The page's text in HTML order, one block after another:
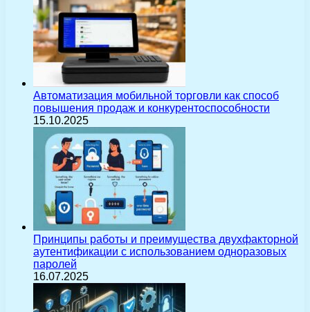
Автоматизация мобильной торговли как способ
повышения продаж и конкурентоспособности
15.10.2025
Принципы работы и преимущества двухфакторной
аутентификации с использованием одноразовых
паролей
16.07.2025